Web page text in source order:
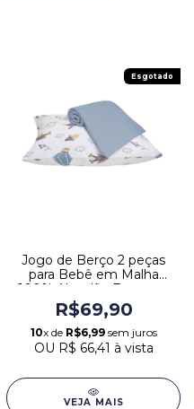
Esgotado
Jogo de Berço 2 peças
para Bebê em Malha
100% Algodão Estampa
Avião Azul
R$69,90
10x de R$6,99sem juros
OU R$ 66,41 à vista
VEJA MAIS